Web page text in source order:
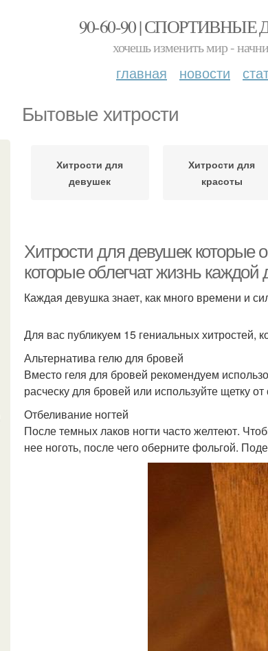
90-60-90 |
хочешь изменить мир -
главная новости
Бытовые хитрости
Хитрости для
девушек
Хитрости для
красоты
Хитрости для девушек которые
которые облегчат жизнь каждой
Каждая девушка знает, как много времени и
Для вас публикуем 15 гениальных хитростей,
Альтернатива гелю для бровей
Вместо геля для бровей рекомендуем
расческу для бровей или используйте щетку
Отбеливание ногтей
После темных лаков ногти часто желтеют.
нее ноготь, после чего оберните фольгой.